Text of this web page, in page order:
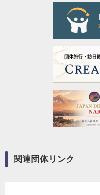
関連団体リンク